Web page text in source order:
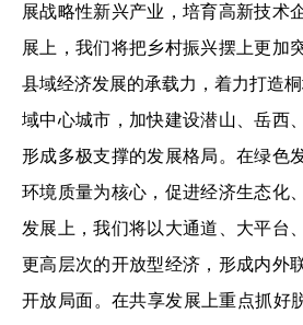
展战略性新兴产业，培育高新技术
展上，我们将把乡村振兴摆上更加
县域经济发展的承载力，着力打造
域中心城市，加快建设潜山、岳西
形成多极支撑的发展格局。在绿色
环境质量为核心，促进经济生态化
发展上，我们将以大通道、大平台
更高层次的开放型经济，形成内外
开放局面。在共享发展上重点抓好